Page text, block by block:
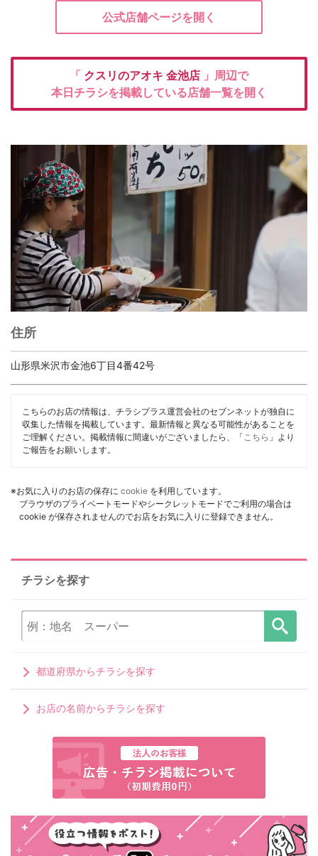
公式店舗ページを開く
「 クスリのアオキ 金池店 」周辺で
本日チラシを掲載している店舗一覧を開く
住所
山形県米沢市金池6丁目4番42号
こちらのお店の情報は、チラシプラス運営会社のセブンネットが独自に
収集した情報を掲載しています。最新情報と異なる可能性があることを
ご理解ください。掲載情報に間違いがございましたら、「 こちら 」より
ご報告をお願いします。
※お気に入りのお店の保存に cookie を利用しています。
ブラウザのプライベートモードやシークレットモードでご利用の場合は
cookie が保存されませんのでお店をお気に入りに登録できません。
チラシを探す
都道府県からチラシを探す
お店の名前からチラシを探す